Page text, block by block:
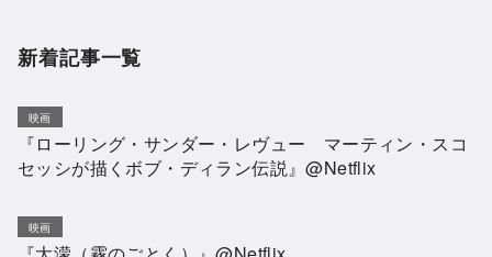
新着記事一覧
映画
『ローリング・サンダー・レヴュー マーティン・スコ
セッシが描くボブ・ディラン伝説』@Netflix
映画